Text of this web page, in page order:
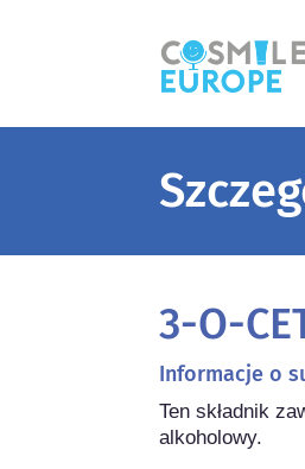
3-O-
Informacje o
Ten składnik
alkoholowy.